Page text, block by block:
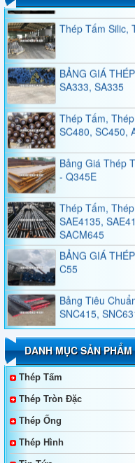
Thép Tấm Silic,
SA333, SA335
SC480, SC450,
- Q345E
SAE4135,
SACM645
BẢNG GIÁ
C55
SNC415,
Bảng Tiêu
SNCM439,
Thép Không Gỉ
Thép Tấm,
SKT3, SKT6,
Bảng Giá Và
DANH MỤC SẢN PHẨM
Thép Tấm
Thép Tròn Đặc
Thép Ống
Thép Hình